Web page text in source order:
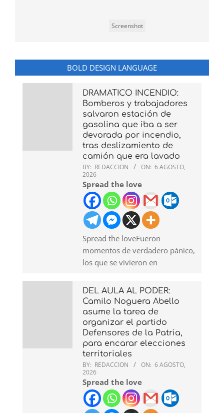
Screenshot
BOLD DESIGN LANGUAGE
DRAMATICO INCENDIO:
Bomberos y trabajadores
salvaron estación de
gasolina que iba a ser
devorada por incendio,
tras deslizamiento de
camión que era lavado
BY: REDACCION ON: 6 AGOSTO,
2026
Spread the love
Spread the loveFueron
momentos de verdadero pánico,
los que se vivieron en
DEL AULA AL PODER:
Camilo Noguera Abello
asume la tarea de
organizar el partido
Defensores de la Patria,
para encarar elecciones
territoriales
BY: REDACCION ON: 6 AGOSTO,
2026
Spread the love